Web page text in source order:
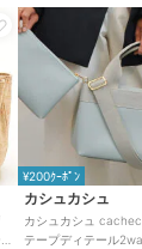
¥200ｸｰﾎﾟﾝ
カシュカシュ
カシュカシュ
テープディテール